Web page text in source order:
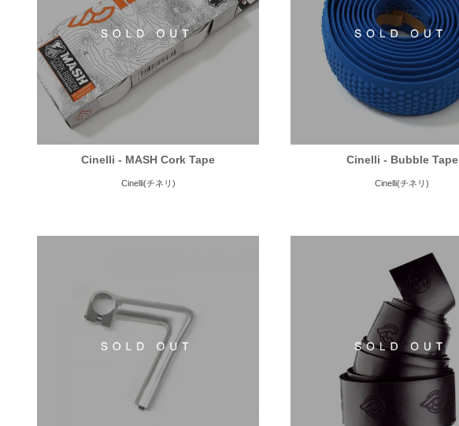
Cinelli - MASH Cork Tape
Cinelli(チネリ)
Cinelli - Bubble Tape
Cinelli(チネリ)